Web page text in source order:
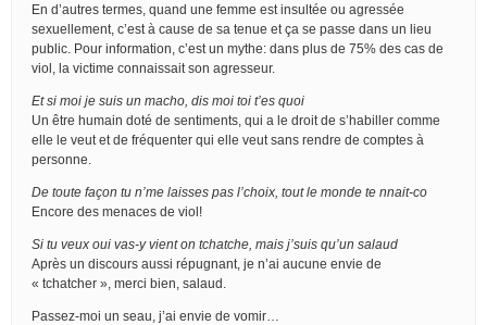
En d’autres termes, quand une femme est insultée ou agressée
sexuellement, c’est à cause de sa tenue et ça se passe dans un lieu
public. Pour information, c’est un mythe: dans plus de 75% des cas de
viol, la victime connaissait son agresseur.
Et si moi je suis un macho, dis moi toi t’es quoi
Un être humain doté de sentiments, qui a le droit de s’habiller comme
elle le veut et de fréquenter qui elle veut sans rendre de comptes à
personne.
De toute façon tu n’me laisses pas l’choix, tout le monde te nnait-co
Encore des menaces de viol!
Si tu veux oui vas-y vient on tchatche, mais j’suis qu’un salaud
Après un discours aussi répugnant, je n’ai aucune envie de
« tchatcher », merci bien, salaud.
Passez-moi un seau, j’ai envie de vomir…